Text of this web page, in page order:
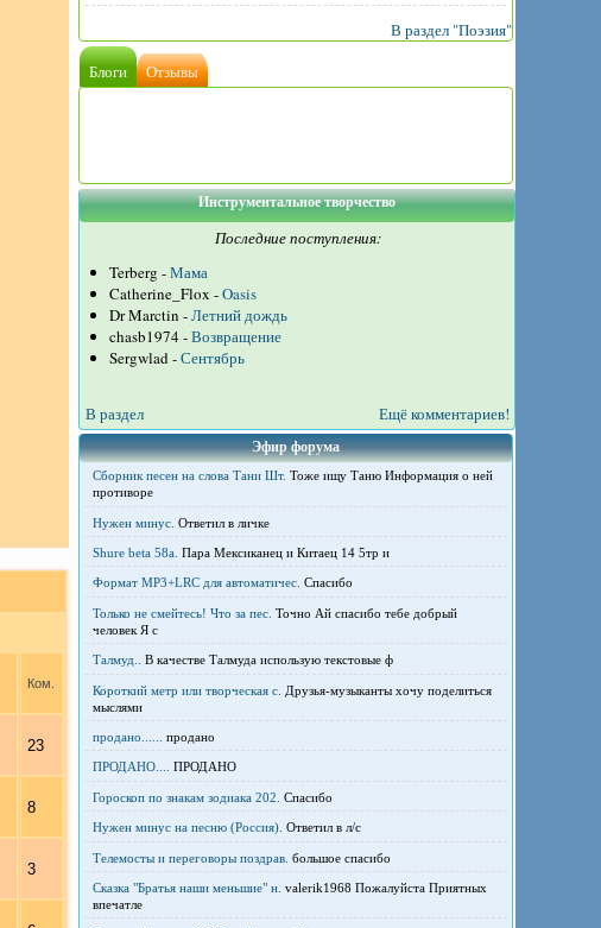
Т
Ком.
23
8
3
В раздел "Поэзия"
Блоги
Отзывы
Инструментальное творчество
Последние поступления:
Terberg -Мама
Catherine_Flox -Oasis
Dr Marctin -Летний дождь
chasb1974 -Возвращение
Sergwlad -Сентябрь
В раздел Ещё комментариев!
Эфир форума
Сборник песен на слова Тани Шт. Тоже ищу Таню Информация о ней
противоре
Нужен минус. Ответил в личке
Shure beta 58а. Пара Мексиканец и Китаец 14 5тр и
Формат MP3+LRC для автоматичес. Спасибо
Только не смейтесь! Что за пес. Точно Ай спасибо тебе добрый
человек Я с
Талмуд.. В качестве Талмуда использую текстовые ф
Короткий метр или творческая с. Друзья-музыканты хочу поделиться
мыслями
продано...... продано
ПРОДАНО.... ПРОДАНО
Гороскоп по знакам зодиака 202. Спасибо
Нужен минус на песню (Россия). Ответил в л/с
Телемосты и переговоры поздрав. большое спасибо
Сказка "Братья наши меньшие" н. valerik1968 Пожалуйста Приятных
впечатле